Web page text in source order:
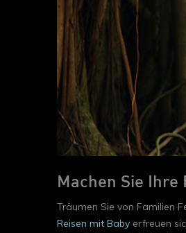
Machen Sie
Träumen Sie von Familien
Reisen mit Baby erfreuen